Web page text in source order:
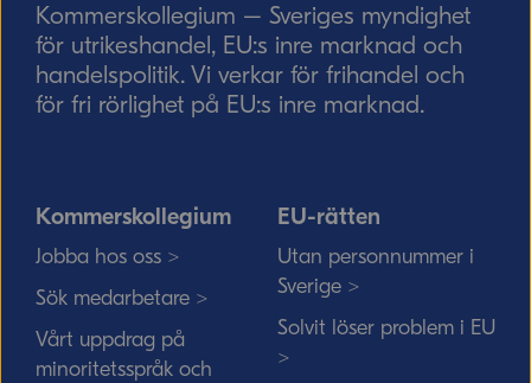
Kommerskollegium – Sveriges myndighet
för utrikeshandel, EU:s inre marknad och
handelspolitik. Vi verkar för frihandel och
för fri rörlighet på EU:s inre marknad.
Kommerskollegium
Jobba hos oss >
Sök medarbetare >
Vårt uppdrag på
minoritetsspråk och
EU-rätten
Utan personnummer i
Sverige >
Solvit löser problem i EU
>